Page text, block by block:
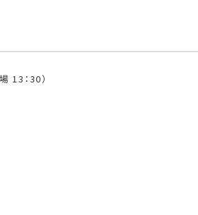
13：30）